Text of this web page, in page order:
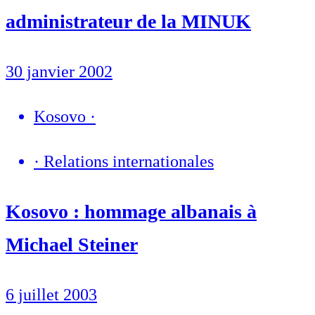
administrateur de la MINUK
30 janvier 2002
Kosovo ·
· Relations internationales
Kosovo : hommage albanais à
Michael Steiner
6 juillet 2003